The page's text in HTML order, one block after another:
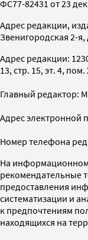
ФС77-82431 от 23
Адрес редакции,
Звенигородская 2-я,
Адрес редакции:
13, стр. 15, эт. 4, пом.
Главный редактор:
Адрес электронной
Номер телефона
На
рекомендательные
предоставления
систематизации и
к предпочтениям
находящихся на